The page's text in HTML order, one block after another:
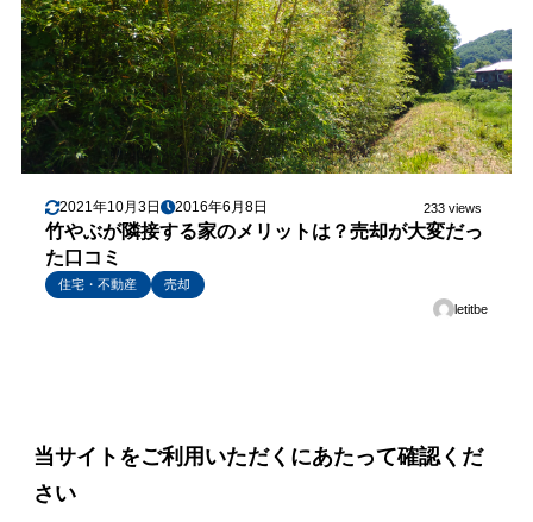
2021年10月3日 2016年6月8日 233 views
竹やぶが隣接する家のメリットは？売却が大変だっ
た口コミ
住宅・不動産
売却
letitbe
当サイトをご利用いただくにあたって確認くだ
さい